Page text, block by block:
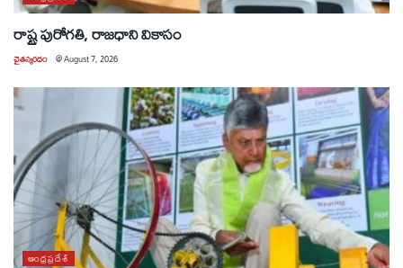
రాష్ట్ర పురోగతి, రాజధాని వికాసం
చైతన్యరధం @August 7, 2026
ఆంధ్రప్రదేశ్